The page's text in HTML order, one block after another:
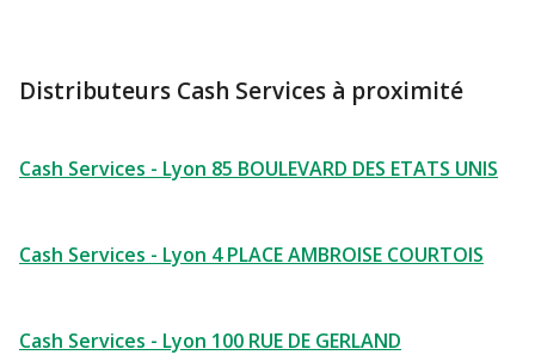
Distributeurs Cash Services à proximité
Cash Services - Lyon 85 BOULEVARD DES ETATS UNIS
Cash Services - Lyon 4 PLACE AMBROISE COURTOIS
Cash Services - Lyon 100 RUE DE GERLAND